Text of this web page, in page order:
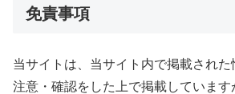
免責事項
当サイトは、当サイト内で掲載され
注意・確認をした上で掲載していま